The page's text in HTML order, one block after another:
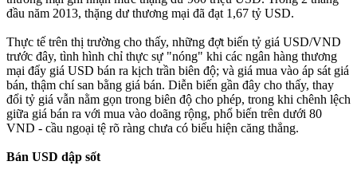
đầu năm 2013, thặng dư thương mại đã đạt 1,67 tỷ USD.
Thực tế trên thị trường cho thấy, những đợt biến tỷ giá USD/VND
trước đây, tình hình chỉ thực sự "nóng" khi các ngân hàng thương
mại đẩy giá USD bán ra kịch trần biên độ; và giá mua vào áp sát giá
bán, thậm chí san bằng giá bán. Diễn biến gần đây cho thấy, thay
đổi tỷ giá vẫn nằm gọn trong biên độ cho phép, trong khi chênh lệch
giữa giá bán ra với mua vào doãng rộng, phổ biến trên dưới 80
VND - cầu ngoại tệ rõ ràng chưa có biểu hiện căng thẳng.
Bán USD dập sốt